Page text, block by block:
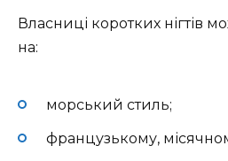
Власниці коротких нігтів
на:
морський стиль;
французькому,